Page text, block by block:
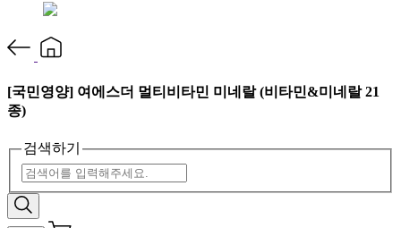
[국민영양] 여에스더 멀티비타민 미네랄 (비타민&미네랄 21
종)
검색하기